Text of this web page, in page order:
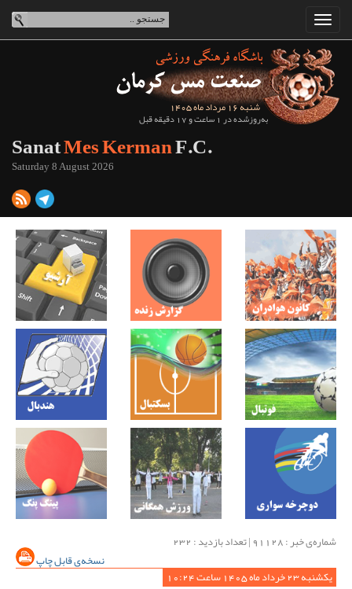
شنبه 16 مرداد ماه 1405
به‌روزشده در 1 ساعت و 17 دقیقه قبل
SanatMes KermanF.C.
Saturday 8 August 2026
شماره‌ی خبر : ‌91128 | تعداد بازدید : 232
نسخه‌ی قابل چاپ
یکشنبه 23 خرداد ماه 1405 ساعت 10:24